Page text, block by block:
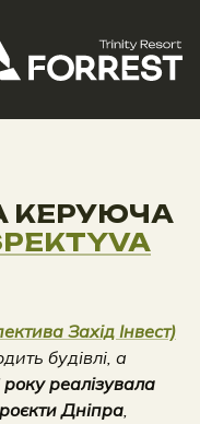
КЕРУЮЧА
Захід Інвест)
будівлі, а
реалізувала
Дніпра,